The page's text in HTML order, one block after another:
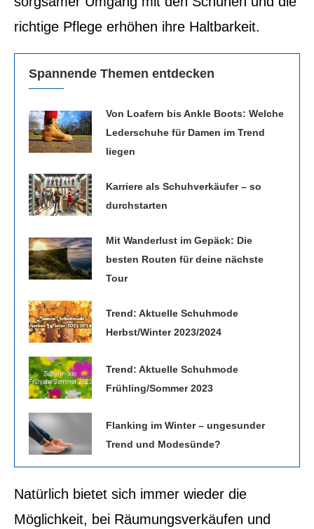
richtige Pflege erhöhen ihre Haltbarkeit.
Spannende Themen entdecken
Von Loafern bis Ankle Boots: Welche
Lederschuhe für Damen im Trend
liegen
Karriere als Schuhverkäufer – so
durchstarten
Mit Wanderlust im Gepäck: Die
besten Routen für deine nächste
Tour
Trend: Aktuelle Schuhmode
Herbst/Winter 2023/2024
Trend: Aktuelle Schuhmode
Frühling/Sommer 2023
Flanking im Winter – ungesunder
Trend und Modesünde?
Natürlich bietet sich immer wieder die
Möglichkeit, bei Räumungsverkäufen und